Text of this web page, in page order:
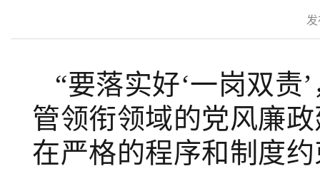
“要落实好‘一岗双责
管领衔领域的党风廉
在严格的程序和制度